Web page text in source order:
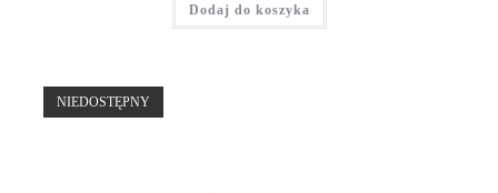
Dodaj do koszyka
NIEDOSTĘPNY